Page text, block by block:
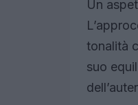
Un
tonalità
suo